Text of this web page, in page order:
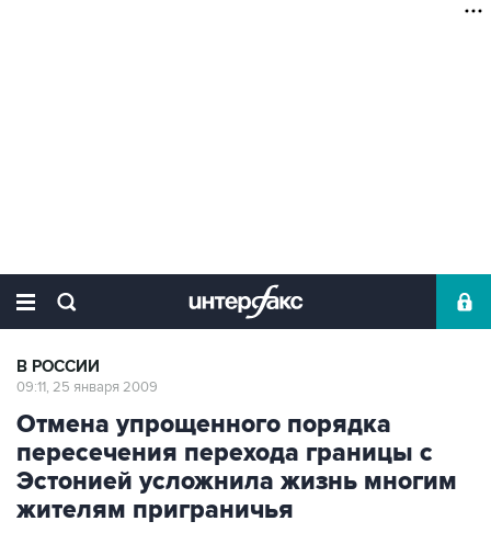
В РОССИИ
09:11, 25 января 2009
Отмена упрощенного порядка
пересечения перехода границы с
Эстонией усложнила жизнь многим
жителям приграничья